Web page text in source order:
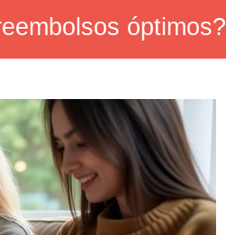
óptimos?